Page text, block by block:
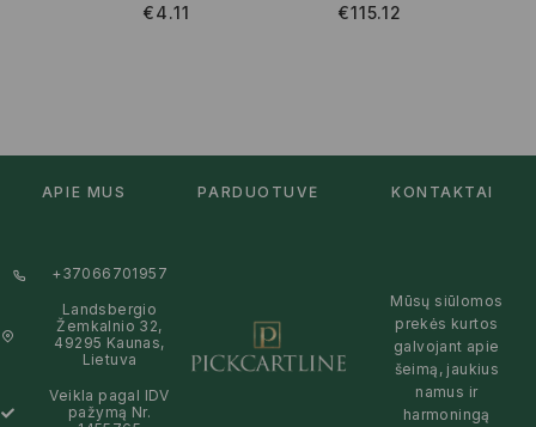
€4.11 €115.12
APIE MUS PARDUOTUVĖ KONTAKTAI
+37066701957
Landsbergio
Žemkalnio 32,
49295 Kaunas,
Lietuva
Veikla pagal IDV
pažymą Nr.
Mūsų siūlomos
prekės kurtos
galvojant apie
šeimą, jaukius
namus ir
harmoningą